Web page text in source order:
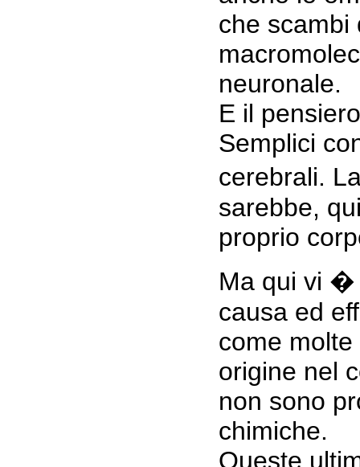
che scambi
neuronale.
E il
Semplici
cerebrali.
sarebbe,
proprio
Ma qui vi �
causa ed
come
origine nel
non sono
chimiche.
Queste